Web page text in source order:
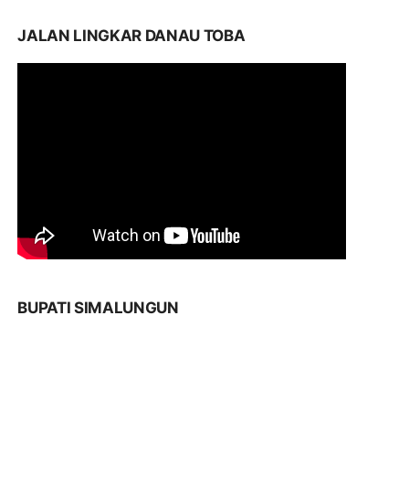
JALAN LINGKAR DANAU TOBA
BUPATI SIMALUNGUN